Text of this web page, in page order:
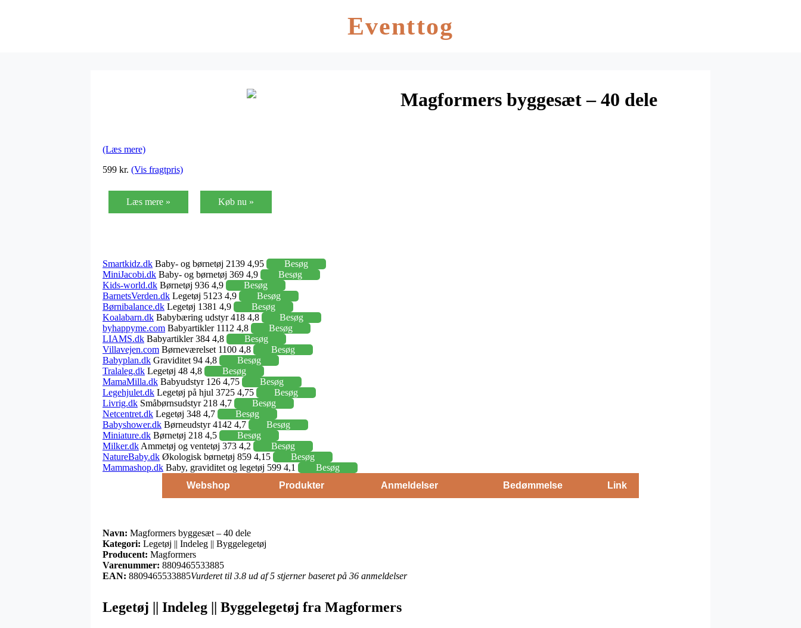
Eventtog
Magformers byggesæt – 40 dele
(Læs mere)
599 kr. (Vis fragtpris)
Læs mere » Køb nu »
Smartkidz.dk Baby- og børnetøj 2139 4,95
Besøg
MiniJacobi.dk Baby- og børnetøj 369 4,9
Besøg
Kids-world.dk Børnetøj 936 4,9
Besøg
BarnetsVerden.dk Legetøj 5123 4,9
Besøg
Børnibalance.dk Legetøj 1381 4,9
Besøg
Koalabarn.dk Babybæring udstyr 418 4,8
Besøg
byhappyme.com Babyartikler 1112 4,8
Besøg
LIAMS.dk Babyartikler 384 4,8
Besøg
Villavejen.com Børneværelset 1100 4,8
Besøg
Babyplan.dk Graviditet 94 4,8
Besøg
Tralaleg.dk Legetøj 48 4,8
Besøg
MamaMilla.dk Babyudstyr 126 4,75
Besøg
Legehjulet.dk Legetøj på hjul 3725 4,75
Besøg
Livrig.dk Småbørnsudstyr 218 4,7
Besøg
Netcentret.dk Legetøj 348 4,7
Besøg
Babyshower.dk Børneudstyr 4142 4,7
Besøg
Miniature.dk Børnetøj 218 4,5
Besøg
Milker.dk Ammetøj og ventetøj 373 4,2
Besøg
NatureBaby.dk Økologisk børnetøj 859 4,15
Besøg
Mammashop.dk Baby, graviditet og legetøj 599 4,1
Besøg
Webshop
Produkter Anmeldelser Bedømmelse Link
Navn: Magformers byggesæt – 40 dele
Kategori: Legetøj || Indeleg || Byggelegetøj
Producent: Magformers
Varenummer: 8809465533885
EAN: 8809465533885Vurderet til 3.8 ud af 5 stjerner baseret på 36 anmeldelser
Legetøj || Indeleg || Byggelegetøj fra Magformers